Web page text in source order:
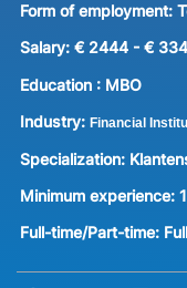
Form of employment:
Salary: € 2444 - €
Education : MBO
Industry: Financial
Specialization:
Minimum experience:
Full-time/Part-time: